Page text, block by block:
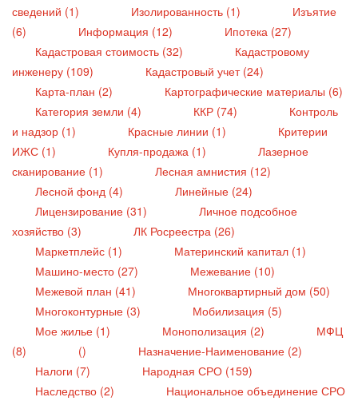
сведений (1)
Изолированность (1)
Изъятие
(6)
Информация (12)
Ипотека (27)
Кадастровая стоимость (32)
Кадастровому
инженеру (109)
Кадастровый учет (24)
Карта-план (2)
Картографические материалы (6)
Категория земли (4)
ККР (74)
Контроль
и надзор (1)
Красные линии (1)
Критерии
ИЖС (1)
Купля-продажа (1)
Лазерное
сканирование (1)
Лесная амнистия (12)
Лесной фонд (4)
Линейные (24)
Лицензирование (31)
Личное подсобное
хозяйство (3)
ЛК Росреестра (26)
Маркетплейс (1)
Материнский капитал (1)
Машино-место (27)
Межевание (10)
Межевой план (41)
Многоквартирный дом (50)
Многоконтурные (3)
Мобилизация (5)
Мое жилье (1)
Монополизация (2)
МФЦ
(8)
()
Назначение-Наименование (2)
Налоги (7)
Народная СРО (159)
Наследство (2)
Национальное объединение СРО